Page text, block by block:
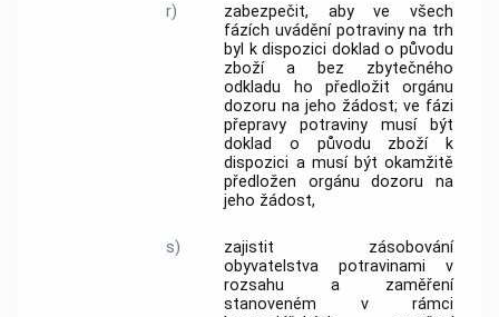
r)
zabezpečit, aby ve všech
fázích uvádění potraviny na trh
byl k dispozici doklad o původu
zboží a bez zbytečného
odkladu ho předložit orgánu
dozoru na jeho žádost; ve fázi
přepravy potraviny musí být
doklad o původu zboží k
dispozici a musí být okamžitě
předložen orgánu dozoru na
jeho žádost,
s)
zajistit zásobování
obyvatelstva potravinami v
rozsahu a zaměření
stanoveném v rámci